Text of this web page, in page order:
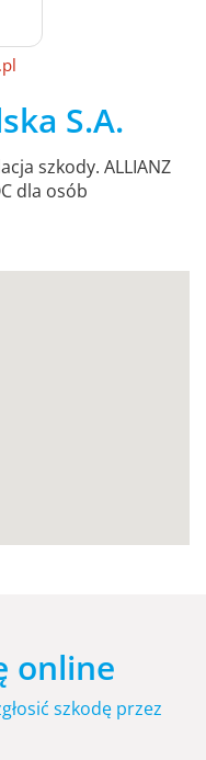
S.A.
szkody. ALLIANZ
dla osób
online
szkodę przez